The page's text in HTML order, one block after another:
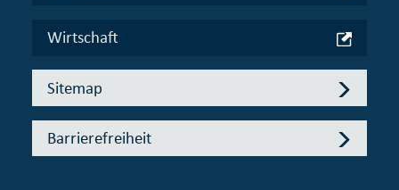
Wirtschaft
Sitemap
Barrierefreiheit